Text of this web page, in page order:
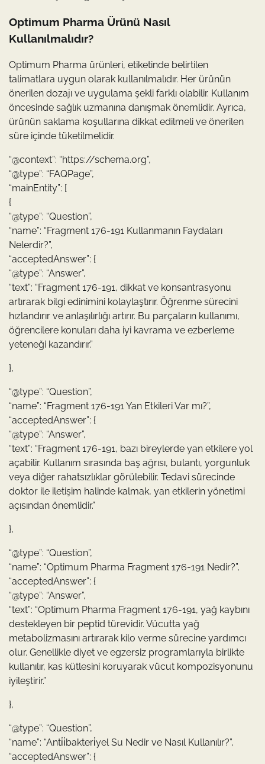
Optimum Pharma Ürünü Nasıl
Kullanılmalıdır?
Optimum Pharma ürünleri, etiketinde belirtilen
talimatlara uygun olarak kullanılmalıdır. Her ürünün
önerilen dozajı ve uygulama şekli farklı olabilir. Kullanım
öncesinde sağlık uzmanına danışmak önemlidir. Ayrıca,
ürünün saklama koşullarına dikkat edilmeli ve önerilen
süre içinde tüketilmelidir.
“@context”: “https://schema.org”,
“@type”: “FAQPage”,
“mainEntity”: [
{
“@type”: “Question”,
“name”: “Fragment 176-191 Kullanmanın Faydaları
Nelerdir?”,
“acceptedAnswer”: {
“@type”: “Answer”,
“text”: “Fragment 176-191, dikkat ve konsantrasyonu
artırarak bilgi edinimini kolaylaştırır. Öğrenme sürecini
hızlandırır ve anlaşılırlığı artırır. Bu parçaların kullanımı,
öğrencilere konuları daha iyi kavrama ve ezberleme
yeteneği kazandırır.”
},
“@type”: “Question”,
“name”: “Fragment 176-191 Yan Etkileri Var mı?”,
“acceptedAnswer”: {
“@type”: “Answer”,
“text”: “Fragment 176-191, bazı bireylerde yan etkilere yol
açabilir. Kullanım sırasında baş ağrısı, bulantı, yorgunluk
veya diğer rahatsızlıklar görülebilir. Tedavi sürecinde
doktor ile iletişim halinde kalmak, yan etkilerin yönetimi
açısından önemlidir.”
},
“@type”: “Question”,
“name”: “Optimum Pharma Fragment 176-191 Nedir?”,
“acceptedAnswer”: {
“@type”: “Answer”,
“text”: “Optimum Pharma Fragment 176-191, yağ kaybını
destekleyen bir peptid türevidir. Vücutta yağ
metabolizmasını artırarak kilo verme sürecine yardımcı
olur. Genellikle diyet ve egzersiz programlarıyla birlikte
kullanılır, kas kütlesini koruyarak vücut kompozisyonunu
iyileştirir.”
},
“@type”: “Question”,
“name”: “Anti̇i̇bakteri̇yel Su Nedir ve Nasıl Kullanılır?”,
“acceptedAnswer”: {